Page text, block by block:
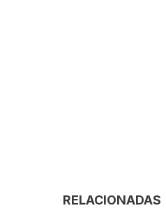
RELACIONADAS